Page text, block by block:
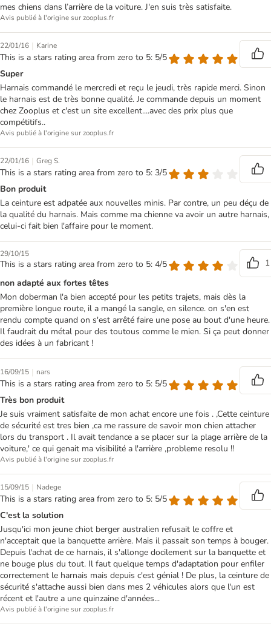
mes chiens dans l’arrière de la voiture. J'en suis très satisfaite.
Avis publié à l'origine sur zooplus.fr
22/01/16 | Karine
This is a stars rating area from zero to 5: 5/5
Super
Harnais commandé le mercredi et reçu le jeudi, très rapide merci. Sinon
le harnais est de très bonne qualité. Je commande depuis un moment
chez Zooplus et c'est un site excellent....avec des prix plus que
compétitifs..
Avis publié à l'origine sur zooplus.fr
22/01/16 | Greg S.
This is a stars rating area from zero to 5: 3/5
Bon produit
La ceinture est adpatée aux nouvelles minis. Par contre, un peu déçu de
la qualité du harnais. Mais comme ma chienne va avoir un autre harnais,
celui-ci fait bien l'affaire pour le moment.
29/10/15
This is a stars rating area from zero to 5: 4/5
1
non adapté aux fortes têtes
Mon doberman l'a bien accepté pour les petits trajets, mais dès la
première longue route, il a mangé la sangle, en silence. on s'en est
rendu compte quand on s'est arrêté faire une pose au bout d'une heure.
Il faudrait du métal pour des toutous comme le mien. Si ça peut donner
des idées à un fabricant !
16/09/15 | nars
This is a stars rating area from zero to 5: 5/5
Très bon produit
Je suis vraiment satisfaite de mon achat encore une fois . ,Cette ceinture
de sécurité est tres bien ,ca me rassure de savoir mon chien attacher
lors du transport . Il avait tendance a se placer sur la plage arrière de la
voiture,' ce qui genait ma visibilité a l'arrière ,probleme resolu !!
Avis publié à l'origine sur zooplus.fr
15/09/15 | Nadege
This is a stars rating area from zero to 5: 5/5
C'est la solution
Jusqu'ici mon jeune chiot berger australien refusait le coffre et
n'acceptait que la banquette arrière. Mais il passait son temps à bouger.
Depuis l'achat de ce harnais, il s'allonge docilement sur la banquette et
ne bouge plus du tout. Il faut quelque temps d'adaptation pour enfiler
correctement le harnais mais depuis c'est génial ! De plus, la ceinture de
sécurité s'attache aussi bien dans mes 2 véhicules alors que l'un est
récent et l'autre a une quinzaine d'années...
Avis publié à l'origine sur zooplus.fr